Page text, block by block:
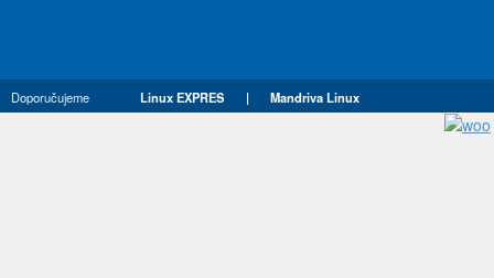
Doporučujeme Linux EXPRES | Mandriva Linux